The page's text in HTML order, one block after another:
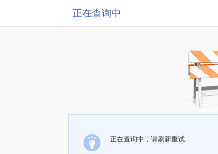
正在查询中
正在查询中，请刷新重试